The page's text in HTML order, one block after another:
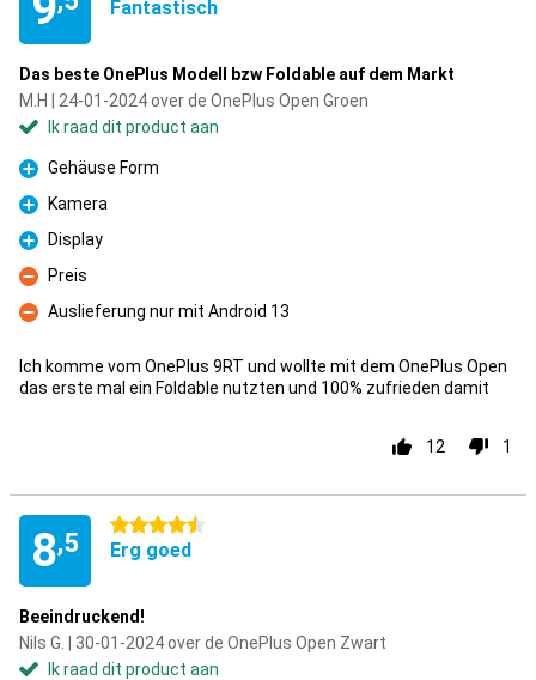
Fantastisch
Das beste OnePlus Modell bzw Foldable auf dem Markt
M.H | 24-01-2024 over de OnePlus Open Groen
Ik raad dit product aan
Pluspunt
Gehäuse Form
Pluspunt
Kamera
Pluspunt
Display
Minpunt
Preis
Minpunt
Auslieferung nur mit Android 13
Ich komme vom OnePlus 9RT und wollte mit dem OnePlus Open
das erste mal ein Foldable nutzten und 100% zufrieden damit
12 1
8,5
4.5 sterren
Erg goed
Beeindruckend!
Nils G. | 30-01-2024 over de OnePlus Open Zwart
Ik raad dit product aan